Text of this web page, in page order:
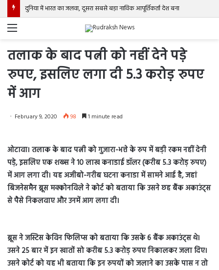
दुनिया में भारत का जलवा, दूसरा सबसे बड़ा नाविक आपूर्तिकर्ता देश बना
Menu
तलाक के बाद पत्नी को नहीं देने पड़े
रुपए, इसलिए लगा दी 5.3 करोड़ रुपए
में आग
February 9, 2020 98 1 minute read
ओटावा। तलाक के बाद पत्नी को गुजारा-भत्ते के रुप में बड़ी रकम नहीं देनी
पड़े, इसलिए एक शख्स ने 10 लाख कनाडाई डॉलर (करीब 5.3 करोड़ रुपए)
में आग लगा दी। यह अजीबो-गरीब घटना कनाडा में सामने आई है, जहां
बिजनेसमैन ब्रूस मक्कोनविले ने कोर्ट को बताया कि उसने छह बैंक अकाउंट्स
से पैसे निकलवाए और उनमें आग लगा दी।
ब्रूस ने जस्टिस केविन फिलिप्स को बताया कि उसके 6 बैंक अकाउंट्स थे।
उसने 25 बार में इन खातों सो करीब 5.3 करोड़ रुपए निकालकर जला दिए।
उसने कोर्ट को यह भी बताया कि इन रुपयों को जलाने का उसके पास न तो